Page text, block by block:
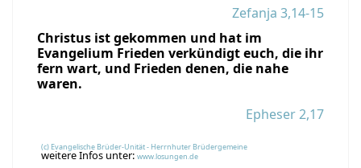
Zefanja 3,14-15
Christus ist gekommen und hat im
Evangelium Frieden verkündigt euch, die ihr
fern wart, und Frieden denen, die nahe
waren.
Epheser 2,17
(c) Evangelische Brüder-Unität - Herrnhuter Brüdergemeine
weitere Infos unter: www.losungen.de